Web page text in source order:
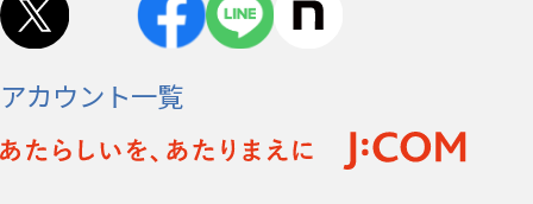
アカウント一覧